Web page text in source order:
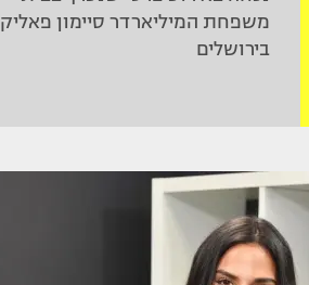
משפחת המיליארדר סיימון פאליק
בירושלים